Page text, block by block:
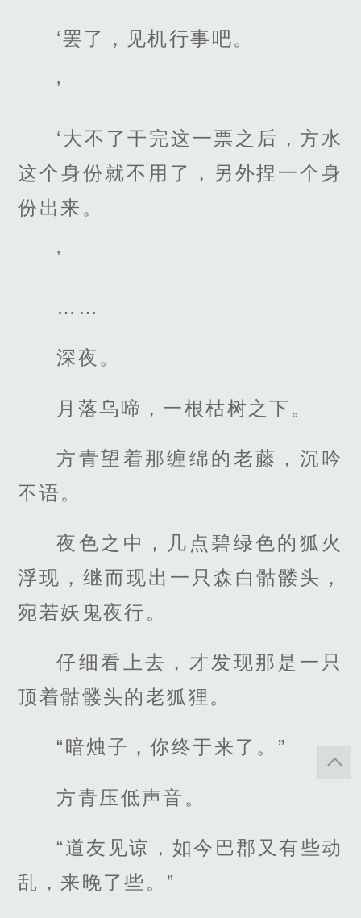
‘罢了，见机行事吧。
’
‘大不了干完这一票之后，方水
这个身份就不用了，另外捏一个身
份出来。
’
……
深夜。
月落乌啼，一根枯树之下。
方青望着那缠绵的老藤，沉吟
不语。
夜色之中，几点碧绿色的狐火
浮现，继而现出一只森白骷髅头，
宛若妖鬼夜行。
仔细看上去，才发现那是一只
顶着骷髅头的老狐狸。
“暗烛子，你终于来了。”
方青压低声音。
“道友见谅，如今巴郡又有些动
乱，来晚了些。”